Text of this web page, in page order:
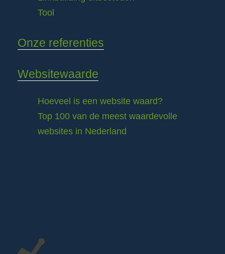
Tool
Onze referenties
Websitewaarde
Hoeveel is een website waard?
Top 100 van de meest waardevolle
websites in Nederland